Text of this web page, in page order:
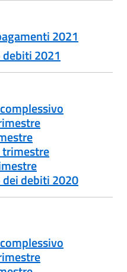
2021
2021
trimestre
debiti 2020